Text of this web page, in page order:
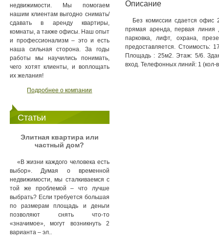
недвижимости. Мы помогаем
нашим клиентам выгодно снимать/
сдавать в аренду квартиры,
комнаты, а также офисы. Наш опыт
и профессионализм – это и есть
наша сильная сторона. За годы
работы мы научились понимать,
чего хотят клиенты, и воплощать
их желания!
Подробнее о компании
Статьи
Элитная квартира или
частный дом?
«В жизни каждого человека есть
выбор». Думая о временной
недвижимости, мы сталкиваемся с
той же проблемой – что лучше
выбрать? Если требуется большая
по размерам площадь и деньги
позволяют снять что-то
«значимое», могут возникнуть 2
варианта – эл..
Описание
Без комиссии сдается
прямая аренда, первая линия
парковка, лифт, охрана,
предоставляется. Стоимость:
Площадь : 25м2. Этаж: 5/6.
вход. Телефонных линий: 1